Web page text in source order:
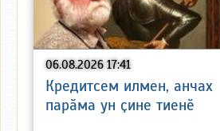
06.08.2026 17:41
Кредитсем илмен, анчах
парӑма ун ҫине тиенӗ